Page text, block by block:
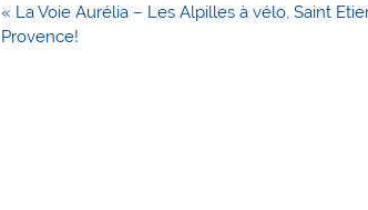
Navigation
de
« La Voie Aurélia – Les Alpilles à vélo, Saint
Provence!